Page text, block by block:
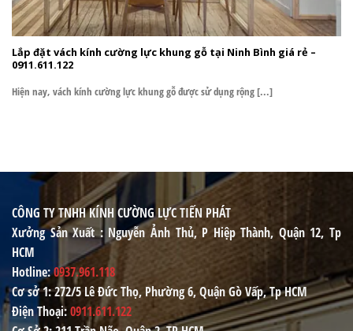
Lắp đặt vách kính cường lực khung gỗ tại Ninh Bình giá rẻ –
0911.611.122
Hiện nay, vách kính cường lực khung gỗ được sử dụng rộng [...]
CÔNG TY TNHH KÍNH CƯỜNG LỰC TIẾN PHÁT
Xưởng Sản Xuất: Nguyễn Ảnh Thủ, P Hiệp Thành, Quận 12, Tp
HCM
Hotline:0937.961.118
Cơ sở 1: 272/5 Lê Đức Thọ, Phường 6, Quận Gò Vấp, Tp HCM
Điện Thoại:0911.611.122